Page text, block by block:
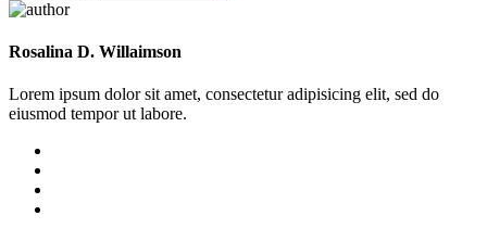
Rosalina D. Willaimson
Lorem ipsum dolor sit amet, consectetur adipisicing elit, sed do
eiusmod tempor ut labore.